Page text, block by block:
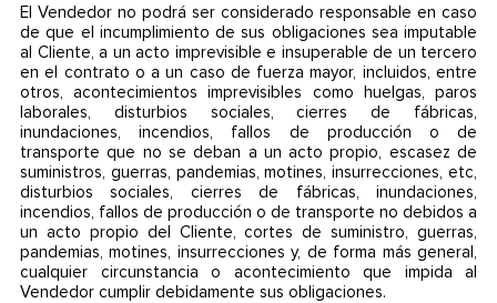
El Vendedor no podrá ser considerado responsable en caso
de que el incumplimiento de sus obligaciones sea imputable
al Cliente, a un acto imprevisible e insuperable de un tercero
en el contrato o a un caso de fuerza mayor, incluidos, entre
otros, acontecimientos imprevisibles como huelgas, paros
laborales, disturbios sociales, cierres de fábricas,
inundaciones, incendios, fallos de producción o de
transporte que no se deban a un acto propio, escasez de
suministros, guerras, pandemias, motines, insurrecciones, etc,
disturbios sociales, cierres de fábricas, inundaciones,
incendios, fallos de producción o de transporte no debidos a
un acto propio del Cliente, cortes de suministro, guerras,
pandemias, motines, insurrecciones y, de forma más general,
cualquier circunstancia o acontecimiento que impida al
Vendedor cumplir debidamente sus obligaciones.